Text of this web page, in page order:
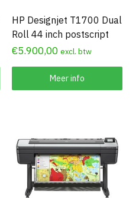
HP Designjet T1700 Dual
Roll 44 inch postscript
€5.900,00 excl. btw
Meer info